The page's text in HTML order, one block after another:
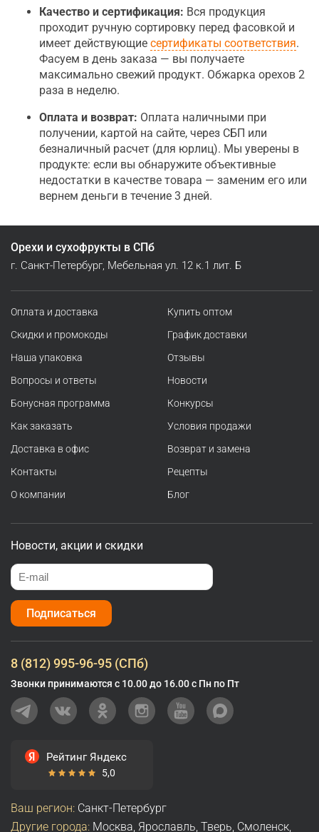
Качество и сертификация: Вся продукция
проходит ручную сортировку перед фасовкой и
имеет действующие сертификаты соответствия.
Фасуем в день заказа — вы получаете
максимально свежий продукт. Обжарка орехов 2
раза в неделю.
Оплата и возврат: Оплата наличными при
получении, картой на сайте, через СБП или
безналичный расчет (для юрлиц). Мы уверены в
продукте: если вы обнаружите объективные
недостатки в качестве товара — заменим его или
вернем деньги в течение 3 дней.
Орехи и сухофрукты в СПб
г. Санкт-Петербург, Мебельная ул. 12 к.1 лит. Б
Оплата и доставка
Скидки и промокоды
Наша упаковка
Вопросы и ответы
Бонусная программа
Как заказать
Доставка в офис
Контакты
О компании
Купить оптом
График доставки
Отзывы
Новости
Конкурсы
Условия продажи
Возврат и замена
Рецепты
Блог
Новости, акции и скидки
Подписаться
8 (812) 995-96-95 (СПб)
Звонки принимаются с 10.00 до 16.00 с Пн по Пт
Рейтинг Яндекс
5,0
Ваш регион: Санкт-Петербург
Другие города: Москва, Ярославль, Тверь, Смоленск,